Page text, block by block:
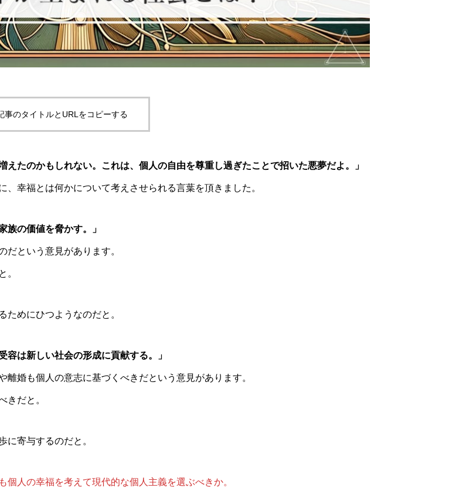
事のタイトルとURLをコピーする
えたのかもしれない。これは、個人の自由を尊重し過ぎたことで招いた悪夢だよ。」
幸福とは何かについて考えさせられる言葉を頂きました。
族の価値を脅かす。」
という意見があります。
。
ためにひつようなのだと。
容は新しい社会の形成に貢献する。」
婚も個人の意志に基づくべきだという意見があります。
きだと。
に寄与するのだと。
人の幸福を考えて現代的な個人主義を選ぶべきか。